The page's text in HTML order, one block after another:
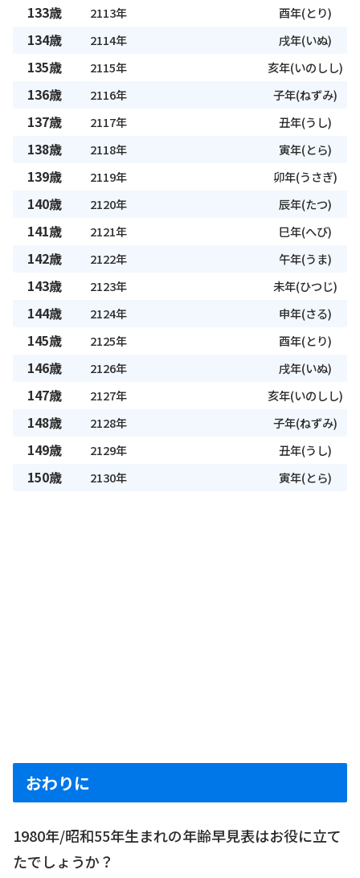
133歳 2113年 酉年(とり)
134歳 2114年 戌年(いぬ)
135歳 2115年 亥年(いのしし)
136歳 2116年 子年(ねずみ)
137歳 2117年 丑年(うし)
138歳 2118年 寅年(とら)
139歳 2119年 卯年(うさぎ)
140歳 2120年 辰年(たつ)
141歳 2121年 巳年(へび)
142歳 2122年 午年(うま)
143歳 2123年 未年(ひつじ)
144歳 2124年 申年(さる)
145歳 2125年 酉年(とり)
146歳 2126年 戌年(いぬ)
147歳 2127年 亥年(いのしし)
148歳 2128年 子年(ねずみ)
149歳 2129年 丑年(うし)
150歳 2130年 寅年(とら)
おわりに
1980年/昭和55年生まれの年齢早見表はお役に立て
たでしょうか？